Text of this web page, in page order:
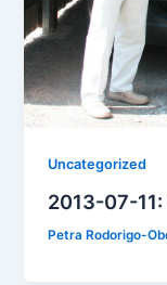
Uncategorized
2013-07-
Petra Rodorigo-